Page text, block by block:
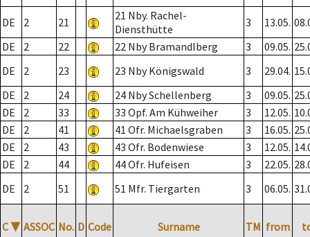
DE 2 21
21 Nby. Rachel-
Diensthütte
3 13.05.
DE
2 22 22 Nby Bramandlberg 3 09.05.
DE
2 23 23 Nby Königswald 3 29.04.
DE
2 24 24 Nby Schellenberg 3 09.05.
DE
2 33 33 Opf. Am Kühweiher 3 12.05.
DE
2 41 41 Ofr. Michaelsgraben 3 16.05.
DE
2 43 43 Ofr. Bodenwiese 3 12.05.
DE
2 44 44 Ofr. Hufeisen 3 22.05.
DE
2 51 51 Mfr. Tiergarten 3 06.05.
C ▼ ASSOC No. D Code Surname TM from